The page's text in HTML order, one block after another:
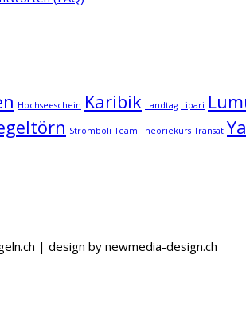
Hochseeschein Karibik Landtag Lipari
Stromboli Team Theoriekurs Transat
| design by newmedia-design.ch